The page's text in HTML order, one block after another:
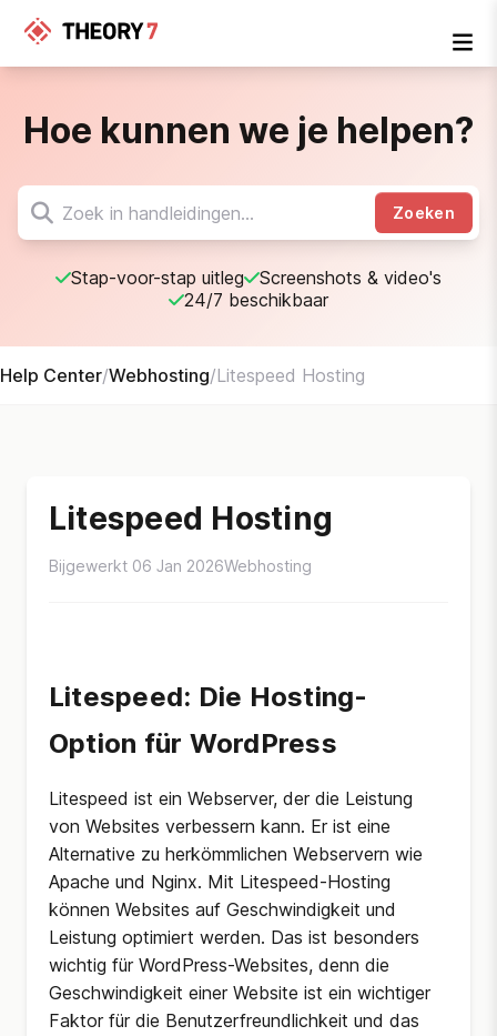
Hoe kunnen we je helpen?
Zoeken
Stap-voor-stap uitleg
Screenshots & video's
24/7 beschikbaar
Help Center/Webhosting/Litespeed Hosting
Litespeed Hosting
Bijgewerkt 06 Jan 2026Webhosting
Litespeed: Die Hosting-
Option für WordPress
Litespeed ist ein Webserver, der die Leistung
von Websites verbessern kann. Er ist eine
Alternative zu herkömmlichen Webservern wie
Apache und Nginx. Mit Litespeed-Hosting
können Websites auf Geschwindigkeit und
Leistung optimiert werden. Das ist besonders
wichtig für WordPress-Websites, denn die
Geschwindigkeit einer Website ist ein wichtiger
Faktor für die Benutzerfreundlichkeit und das